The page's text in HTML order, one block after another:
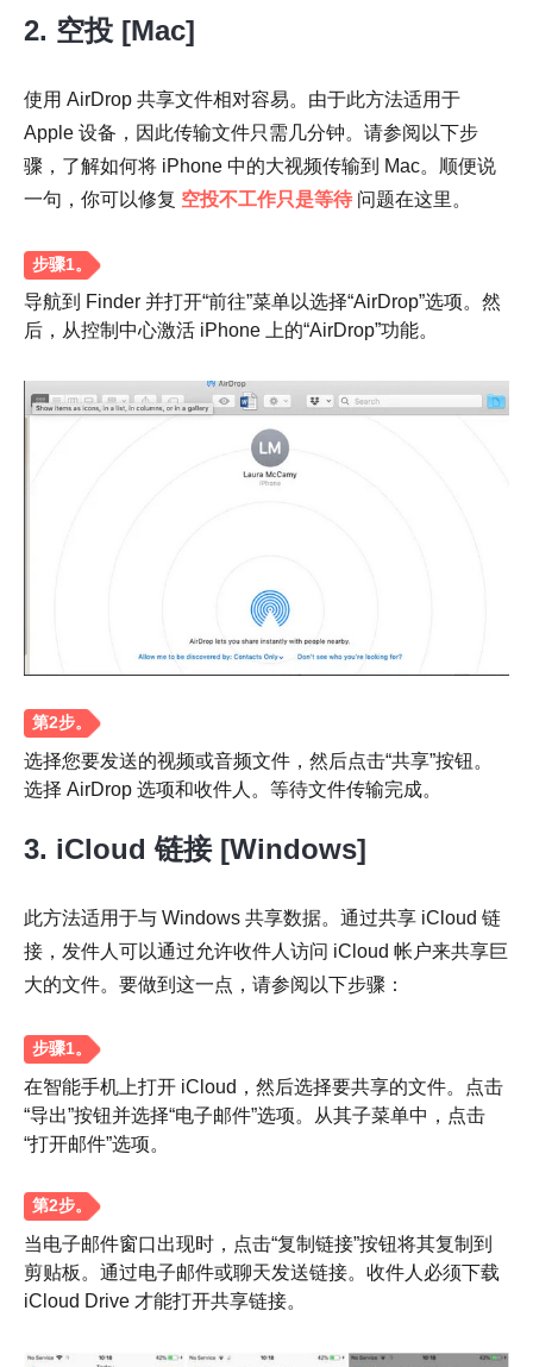
第2步。
2. 空投 [Mac]
使用 AirDrop 共享文件相对容易。由于此方法适用于
Apple 设备，因此传输文件只需几分钟。请参阅以下步
骤，了解如何将 iPhone 中的大视频传输到 Mac。顺便说
一句，你可以修复 空投不工作只是等待 问题在这里。
导航到 Finder 并打开“前往”菜单以选择“AirDrop”选项。然
后，从控制中心激活 iPhone 上的“AirDrop”功能。
选择您要发送的视频或音频文件，然后点击“共享”按钮。
选择 AirDrop 选项和收件人。等待文件传输完成。
3. iCloud 链接 [Windows]
此方法适用于与 Windows 共享数据。通过共享 iCloud 链
接，发件人可以通过允许收件人访问 iCloud 帐户来共享巨
大的文件。要做到这一点，请参阅以下步骤：
在智能手机上打开 iCloud，然后选择要共享的文件。点击
“导出”按钮并选择“电子邮件”选项。从其子菜单中，点击
“打开邮件”选项。
当电子邮件窗口出现时，点击“复制链接”按钮将其复制到
剪贴板。通过电子邮件或聊天发送链接。收件人必须下载
iCloud Drive 才能打开共享链接。